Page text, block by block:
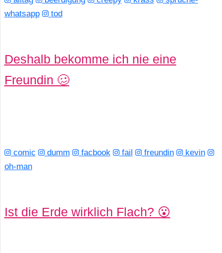
whatsapp
tod
Deshalb bekomme ich nie eine
Freundin 🥴
comic dumm facbook fail freundin
kevin
oh-man
Ist die Erde wirklich Flach? 😮